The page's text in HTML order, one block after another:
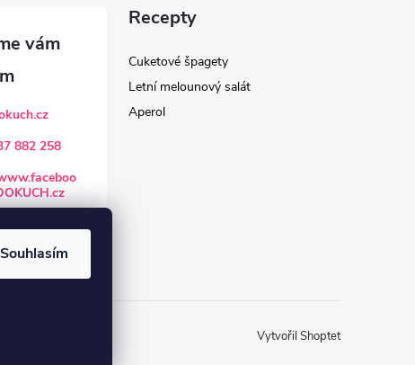
Souhlasím
882 258
Recepty
Cuketové špagety
Letní melounový salát
Aperol
Vytvořil Shoptet